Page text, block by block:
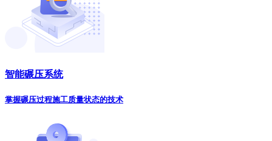
智能碾压系统
掌握碾压过程施工质量状态的技术